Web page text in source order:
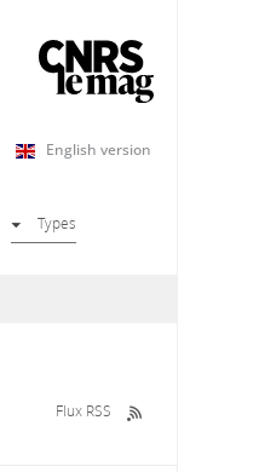
English version
Types
Flux RSS